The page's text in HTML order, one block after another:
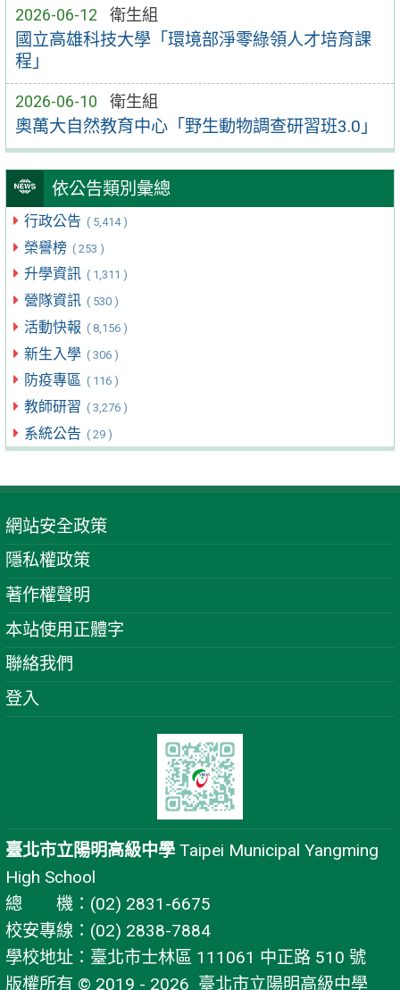
2026-06-12 衛生組
國立高雄科技大學「環境部淨零綠領人才培育課
程」
2026-06-10 衛生組
奧萬大自然教育中心「野生動物調查研習班3.0」
依公告類別彙總
行政公告 ( 5,414 )
榮譽榜 ( 253 )
升學資訊 ( 1,311 )
營隊資訊 ( 530 )
活動快報 ( 8,156 )
新生入學 ( 306 )
防疫專區 ( 116 )
教師研習 ( 3,276 )
系統公告 ( 29 )
網站安全政策
隱私權政策
著作權聲明
本站使用正體字
聯絡我們
登入
臺北市立陽明高級中學 Taipei Municipal Yangming
High School
總 機：(02) 2831-6675
校安專線：(02) 2838-7884
學校地址：臺北市士林區 111061 中正路 510 號
版權所有 © 2019 - 2026 臺北市立陽明高級中學